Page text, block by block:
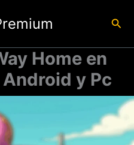
Home en
y Pc